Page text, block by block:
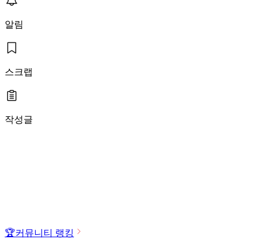
알림
스크랩
작성글
🏆커뮤니티 랭킹